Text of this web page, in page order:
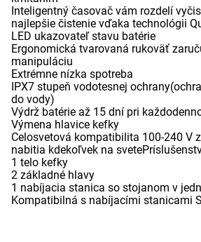
Inteligentný časovač vám rozdelí
najlepšie čistenie vďaka technológii
LED ukazovateľ stavu batérie
Ergonomická tvarovaná rukoväť
manipuláciu
Extrémne nízka spotreba
IPX7 stupeň vodotesnej
do vody)
Výdrž batérie až 15 dní pri
Výmena hlavice kefky
Celosvetová kompatibilita 100-240 V
nabitia kdekoľvek na
1 telo kefky
2 základné hlavy
1 nabíjacia stanica so stojanom v
Kompatibilná s nabíjacími stanicami